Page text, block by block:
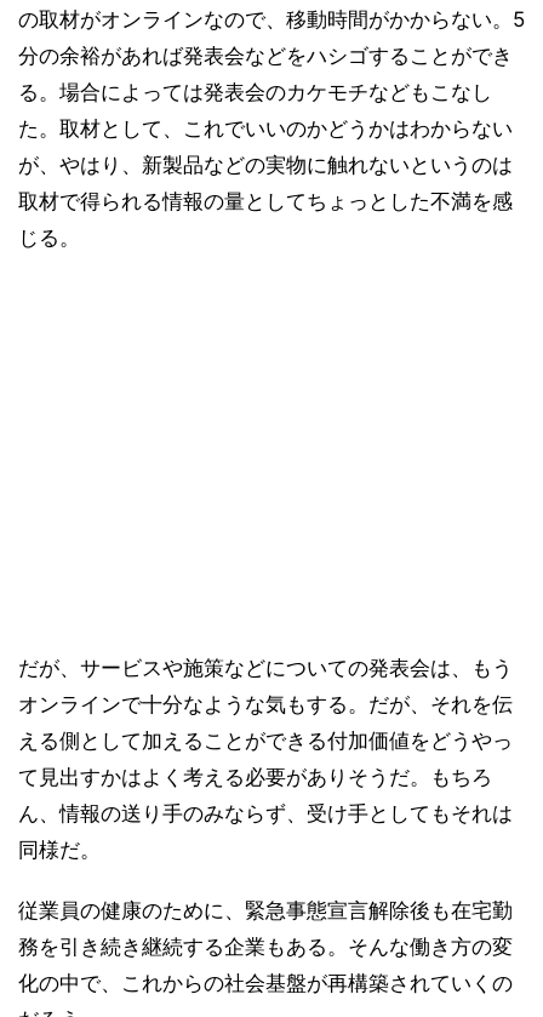
の取材がオンラインなので、移動時間がかからない。5
分の余裕があれば発表会などをハシゴすることができ
る。場合によっては発表会のカケモチなどもこなし
た。取材として、これでいいのかどうかはわからない
が、やはり、新製品などの実物に触れないというのは
取材で得られる情報の量としてちょっとした不満を感
じる。
だが、サービスや施策などについての発表会は、もう
オンラインで十分なような気もする。だが、それを伝
える側として加えることができる付加価値をどうやっ
て見出すかはよく考える必要がありそうだ。もちろ
ん、情報の送り手のみならず、受け手としてもそれは
同様だ。
従業員の健康のために、緊急事態宣言解除後も在宅勤
務を引き続き継続する企業もある。そんな働き方の変
化の中で、これからの社会基盤が再構築されていくの